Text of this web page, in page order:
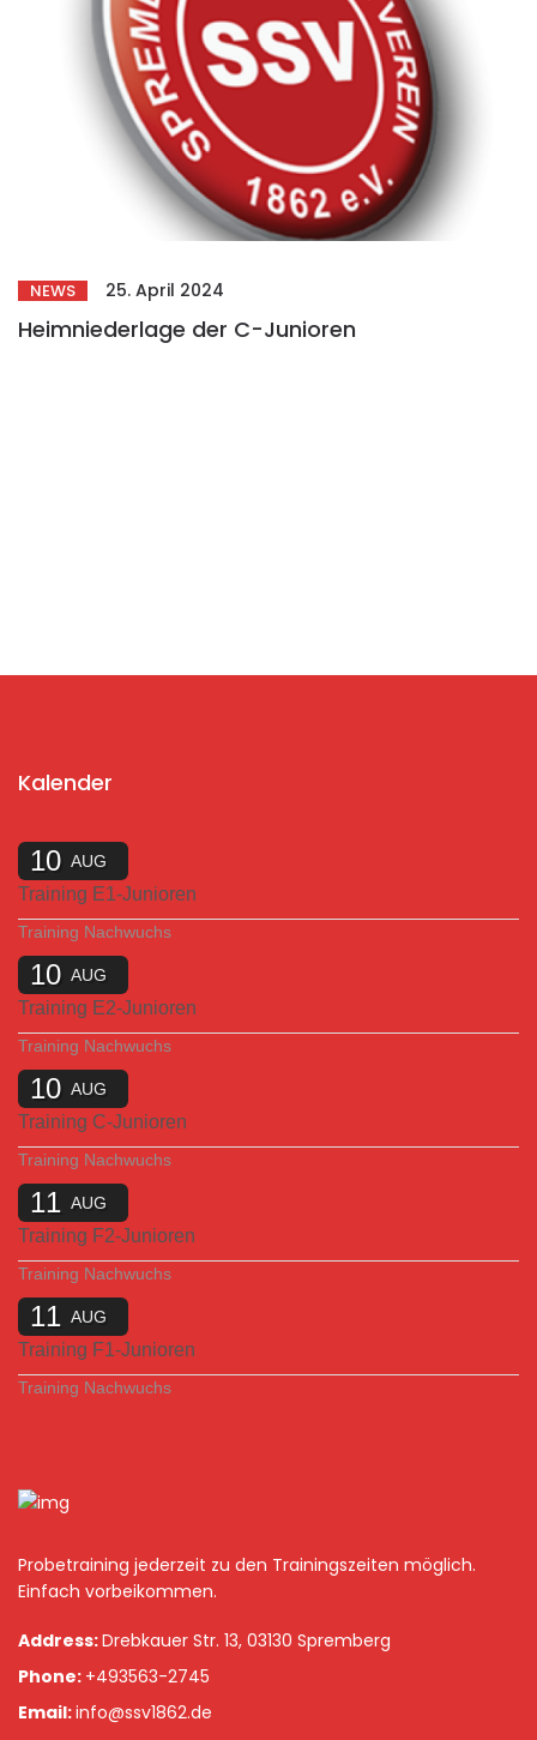
NEWS 25. April 2024
Heimniederlage der C-Junioren
Kalender
10 AUG
Training E1-Junioren
Training Nachwuchs
10 AUG
Training E2-Junioren
Training Nachwuchs
10 AUG
Training C-Junioren
Training Nachwuchs
11 AUG
Training F2-Junioren
Training Nachwuchs
11 AUG
Training F1-Junioren
Training Nachwuchs
Probetraining jederzeit zu den Trainingszeiten möglich.
Einfach vorbeikommen.
Address:Drebkauer Str. 13, 03130 Spremberg
Phone: +493563-2745
Email:info@ssv1862.de